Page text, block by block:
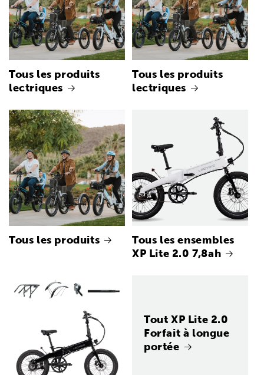
Tous les produits
lectriques
Tous les produits
lectriques
Tous les produits
Tous les ensembles
XP Lite 2.0 7,8ah
Tout XP Lite 2.0
Forfait à longue
portée